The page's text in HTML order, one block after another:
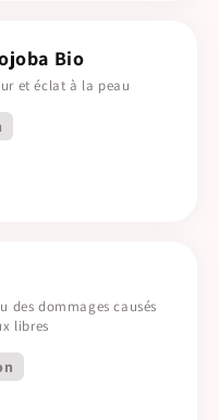
Bio
et éclat à la peau
des dommages causés
libres